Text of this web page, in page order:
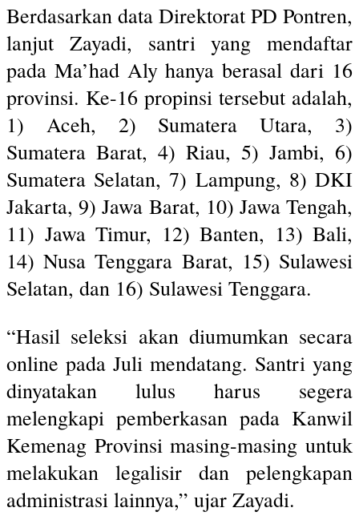
Berdasarkan data Direktorat PD Pontren,
lanjut Zayadi, santri yang mendaftar
pada Ma’had Aly hanya berasal dari 16
provinsi. Ke-16 propinsi tersebut adalah,
1) Aceh, 2) Sumatera Utara, 3)
Sumatera Barat, 4) Riau, 5) Jambi, 6)
Sumatera Selatan, 7) Lampung, 8) DKI
Jakarta, 9) Jawa Barat, 10) Jawa Tengah,
11) Jawa Timur, 12) Banten, 13) Bali,
14) Nusa Tenggara Barat, 15) Sulawesi
Selatan, dan 16) Sulawesi Tenggara.
“Hasil seleksi akan diumumkan secara
online pada Juli mendatang. Santri yang
dinyatakan lulus harus segera
melengkapi pemberkasan pada Kanwil
Kemenag Provinsi masing-masing untuk
melakukan legalisir dan pelengkapan
administrasi lainnya,” ujar Zayadi.